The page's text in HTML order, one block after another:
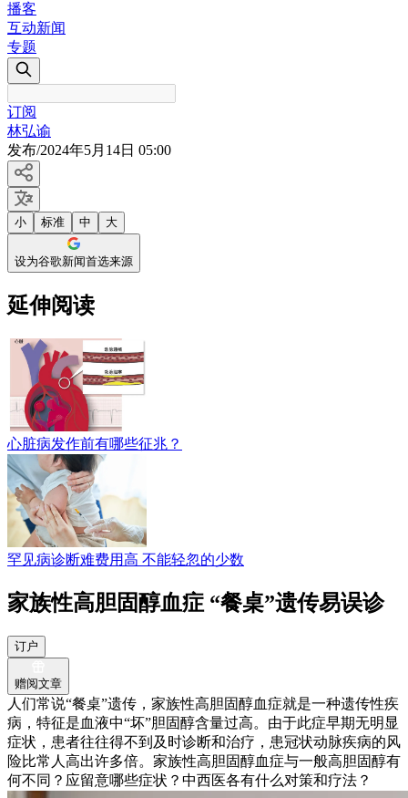
播客
互动新闻
专题
订阅
林弘谕
发布/2024年5月14日 05:00
小 标准 中 大
设为谷歌新闻首选来源
延伸阅读
心脏病发作前有哪些征兆？
罕见病诊断难费用高 不能轻忽的少数
家族性高胆固醇血症 “餐桌”遗传易误诊
订户
赠阅文章
人们常说“餐桌”遗传，家族性高胆固醇血症就是一种遗传性疾
病，特征是血液中“坏”胆固醇含量过高。由于此症早期无明显
症状，患者往往得不到及时诊断和治疗，患冠状动脉疾病的风
险比常人高出许多倍。家族性高胆固醇血症与一般高胆固醇有
何不同？应留意哪些症状？中西医各有什么对策和疗法？